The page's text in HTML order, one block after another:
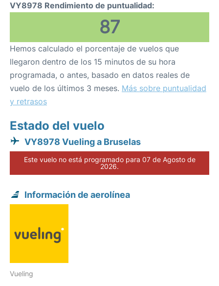
VY8978 Rendimiento de puntualidad:
87
Hemos calculado el porcentaje de vuelos que
llegaron dentro de los 15 minutos de su hora
programada, o antes, basado en datos reales de
vuelo de los últimos 3 meses. Más sobre puntualidad
y retrasos
Estado del vuelo
VY8978 Vueling a Bruselas
Este vuelo no está programado para 07 de Agosto de
2026.
Información de aerolínea
Vueling